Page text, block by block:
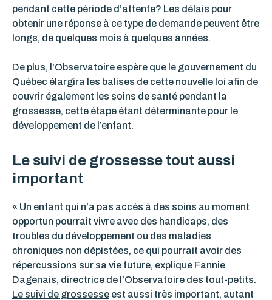
pendant cette période d’attente? Les délais pour
obtenir une réponse à ce type de demande peuvent être
longs, de quelques mois à quelques années.
De plus, l’Observatoire espère que le gouvernement du
Québec élargira les balises de cette nouvelle loi afin de
couvrir également les soins de santé pendant la
grossesse, cette étape étant déterminante pour le
développement de l’enfant.
Le suivi de grossesse tout aussi
important
« Un enfant qui n’a pas accès à des soins au moment
opportun pourrait vivre avec des handicaps, des
troubles du développement ou des maladies
chroniques non dépistées, ce qui pourrait avoir des
répercussions sur sa vie future, explique Fannie
Dagenais, directrice de l’Observatoire des tout-petits.
Le suivi de grossesse est aussi très important, autant